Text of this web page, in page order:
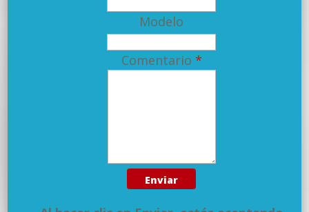
Modelo
Comentario *